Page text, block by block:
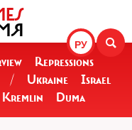
РУ
Repressions
/ Ukraine
Israel
Kremlin Duma